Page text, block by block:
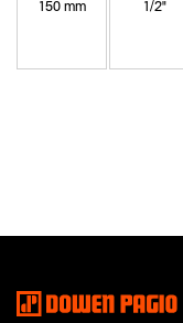
150 mm
1/2"
Segmentos - pendiente
Talleres